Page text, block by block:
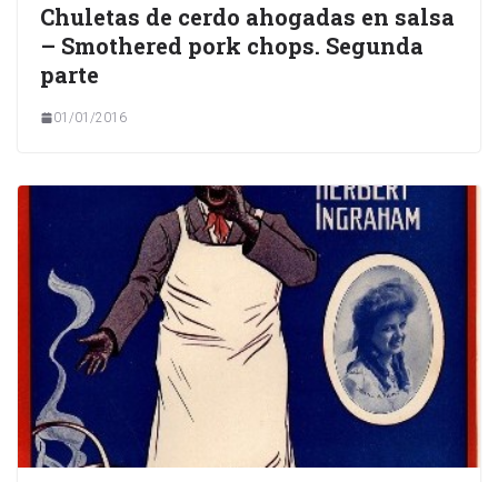
Chuletas de cerdo ahogadas en salsa
– Smothered pork chops. Segunda
parte
01/01/2016